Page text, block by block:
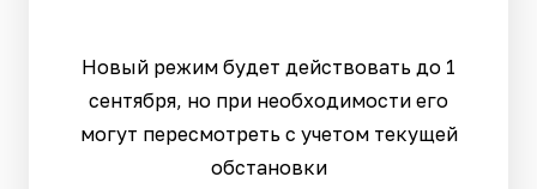
Новый режим будет действовать до 1
сентября, но при необходимости его
могут пересмотреть с учетом текущей
обстановки